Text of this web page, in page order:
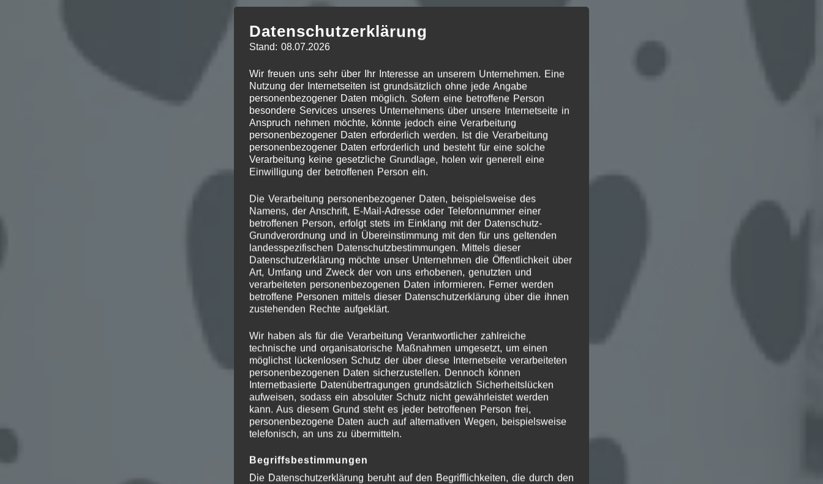
Holzschild Campingregeln
Datenschutzerklärung
Stand: 08.07.2026
Wir freuen uns sehr über Ihr Interesse an unserem Unternehmen. Eine
Nutzung der Internetseiten ist grundsätzlich ohne jede Angabe
personenbezogener Daten möglich. Sofern eine betroffene Person
besondere Services unseres Unternehmens über unsere Internetseite in
Anspruch nehmen möchte, könnte jedoch eine Verarbeitung
personenbezogener Daten erforderlich werden. Ist die Verarbeitung
personenbezogener Daten erforderlich und besteht für eine solche
Verarbeitung keine gesetzliche Grundlage, holen wir generell eine
Einwilligung der betroffenen Person ein.
Die Verarbeitung personenbezogener Daten, beispielsweise des
Namens, der Anschrift, E-Mail-Adresse oder Telefonnummer einer
betroffenen Person, erfolgt stets im Einklang mit der Datenschutz-
Grundverordnung und in Übereinstimmung mit den für uns geltenden
landesspezifischen Datenschutzbestimmungen. Mittels dieser
Datenschutzerklärung möchte unser Unternehmen die Öffentlichkeit über
Art, Umfang und Zweck der von uns erhobenen, genutzten und
verarbeiteten personenbezogenen Daten informieren. Ferner werden
betroffene Personen mittels dieser Datenschutzerklärung über die ihnen
zustehenden Rechte aufgeklärt.
Wir haben als für die Verarbeitung Verantwortlicher zahlreiche
technische und organisatorische Maßnahmen umgesetzt, um einen
möglichst lückenlosen Schutz der über diese Internetseite verarbeiteten
personenbezogenen Daten sicherzustellen. Dennoch können
Internetbasierte Datenübertragungen grundsätzlich Sicherheitslücken
aufweisen, sodass ein absoluter Schutz nicht gewährleistet werden
kann. Aus diesem Grund steht es jeder betroffenen Person frei,
personenbezogene Daten auch auf alternativen Wegen, beispielsweise
telefonisch, an uns zu übermitteln.
Begriffsbestimmungen
Die Datenschutzerklärung beruht auf den Begrifflichkeiten, die durch den